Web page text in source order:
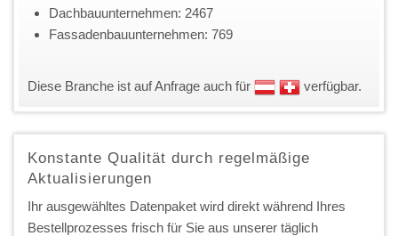
Dachbauunternehmen: 2467
Fassadenbauunternehmen: 769
Diese Branche ist auf Anfrage auch für verfügbar.
Konstante Qualität durch regelmäßige
Aktualisierungen
Ihr ausgewähltes Datenpaket wird direkt während Ihres
Bestellprozesses frisch für Sie aus unserer täglich